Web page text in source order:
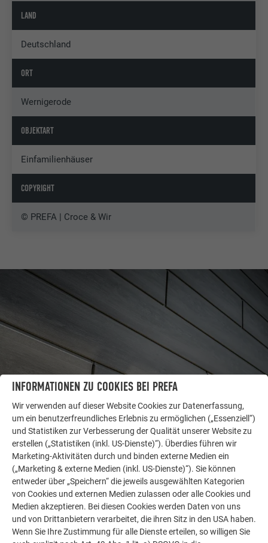
LAND
Deutschland
ORT
Wernigerode
OBJEKTART
Einfamilienhäuser
COPYRIGHT
© PREFA | Croce & Wir
LASSEN SIE SICH INSPIRIEREN
WEITERE OBJEKTE
Die PREFA Referenzgalerie zeigt, wie vielseitig
Aluminium eingesetzt werden kann. Entdecken Sie
weitere beeindruckende Projekte mit den langlebigen
PREFA Aluminiumlösungen für Dach, Solar und
Fassade.
INFORMATIONEN ZU COOKIES BEI PREFA
Wir verwenden auf dieser Website Cookies zur Datenerfassung,
um ein benutzerfreundliches Erlebnis zu ermöglichen („Essenziell“)
und Statistiken zur Verbesserung der Qualität unserer Website zu
erstellen („Statistiken (inkl. US-Dienste)“). Überdies führen wir
Marketing-Aktivitäten durch und binden externe Medien ein
(„Marketing & externe Medien (inkl. US-Dienste)“). Sie können
entweder über „Speichern“ die jeweils ausgewählten Kategorien
von Cookies und externen Medien zulassen oder alle Cookies und
Medien akzeptieren. Bei diesen Cookies werden Daten von uns
und von Drittanbietern verarbeitet, die ihren Sitz in den USA haben.
Wenn Sie Ihre Zustimmung für alle Dienste erteilen, so willigen Sie